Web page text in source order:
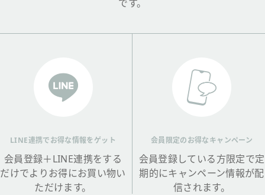
です。
LINE連携でお得な情報をゲット
会員登録＋LINE連携をする
だけでよりお得にお買い物い
ただけます。
会員限定のお得なキャンペーン
会員登録している方限定で定
期的にキャンペーン情報が配
信されます。